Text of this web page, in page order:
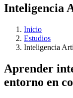
Inteligencia
Inicio
Estudios
Inteligencia
Aprender
entorno en